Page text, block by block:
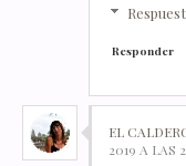
Responder
EL
2019 A LAS